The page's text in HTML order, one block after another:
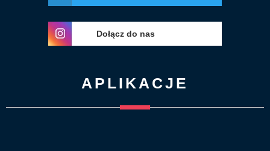
Dołącz do nas
APLIKACJE